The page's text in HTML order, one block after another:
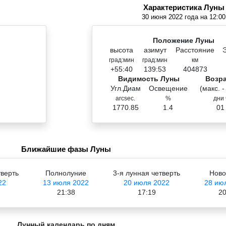
Характеристика Луны
30 июня 2022 года на 12:00
Положение Луны
высота
град:мин
+55:40
азимут
град:мин
139:53
Расстояние
км
404873
Видимость Луны
Угл.Диам
arcsec.
1770.85
Освещение
%
1.4
(макс.
дни
01
Ближайшие фазы Луны
Полнолуние
13 июля 2022
21:38
3-я лунная четверть
20 июля 2022
17:19
28
Лунный календарь по дням